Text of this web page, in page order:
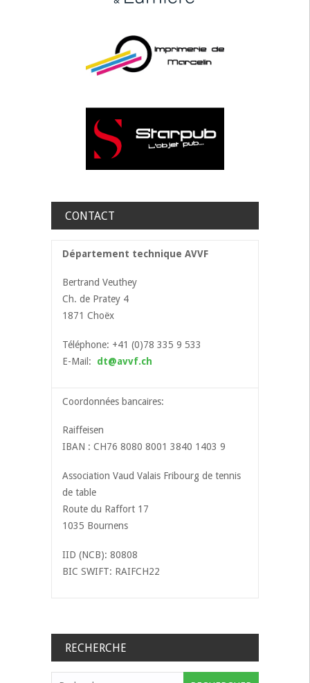
CONTACT
Département technique AVVF
Bertrand Veuthey
Ch. de Pratey 4
1871 Choëx
Téléphone: +41 (0)78 335 9 533
E-Mail: dt@avvf.ch
Coordonnées bancaires:
Raiffeisen
IBAN : CH76 8080 8001 3840 1403 9
Association Vaud Valais Fribourg de tennis
de table
Route du Raffort 17
1035 Bournens
IID (NCB): 80808
BIC SWIFT: RAIFCH22
RECHERCHE